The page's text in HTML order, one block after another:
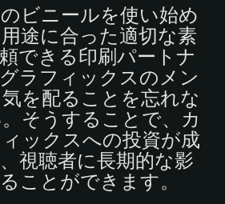
ビニールを使い始め
途に合った適切な素
できる印刷パートナ
ラフィックスのメン
を配ることを忘れな
そうすることで、カ
ックスへの投資が成
視聴者に長期的な影
ことができます。